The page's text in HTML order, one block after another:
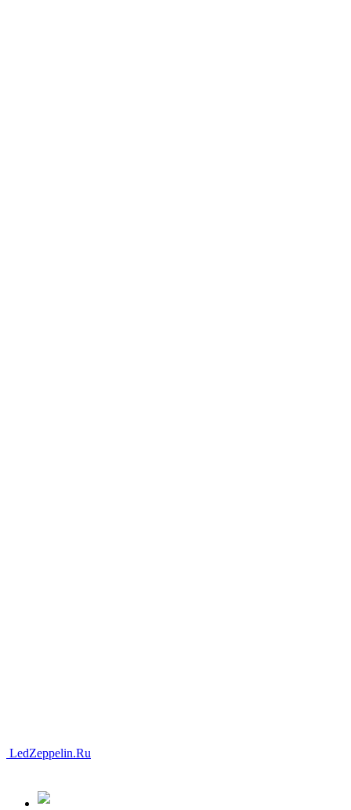
LedZeppelin.Ru